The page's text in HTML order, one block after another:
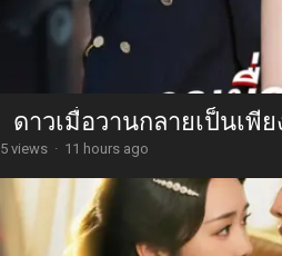
ดาวเมื่อวานกลายเป็นเพีย
5 views · 11 hours ago